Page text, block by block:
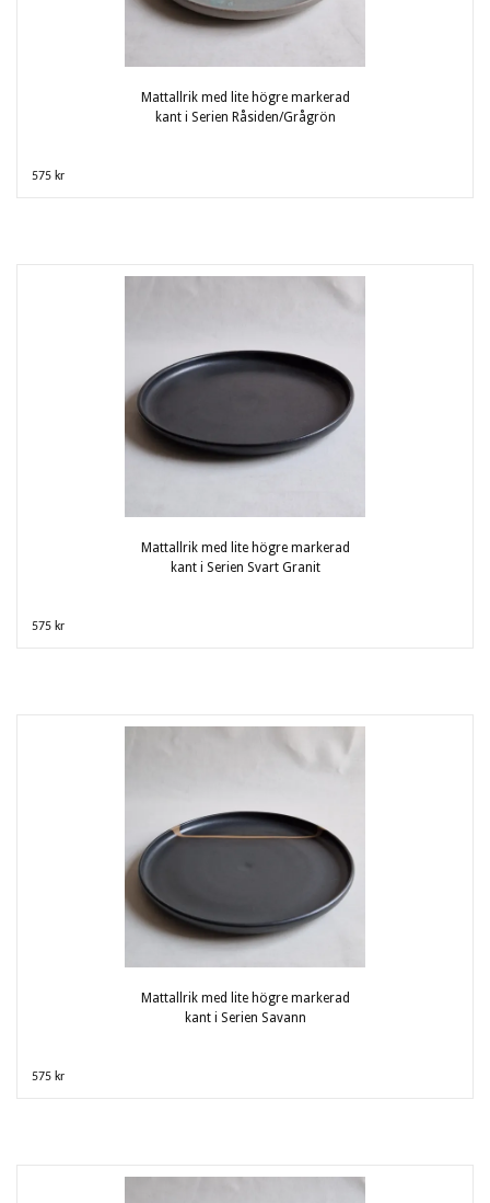
Mattallrik med lite högre markerad
kant i Serien Råsiden/Grågrön
575 kr
Mattallrik med lite högre markerad
kant i Serien Svart Granit
575 kr
Mattallrik med lite högre markerad
kant i Serien Savann
575 kr